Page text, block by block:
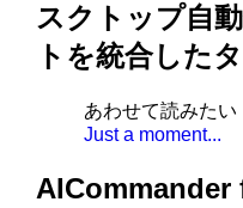
スクトップ自
トを統合した
あわせて読みたい
Just a moment...